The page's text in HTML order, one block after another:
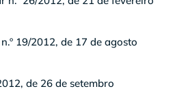
19/2012, de 17 de agosto
de 26 de setembro